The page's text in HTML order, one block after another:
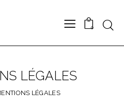
0
LÉGALES
LÉGALES